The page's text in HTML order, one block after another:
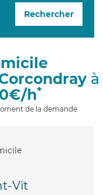
g
i
Rechercher
à
h*
de la demande
Vit